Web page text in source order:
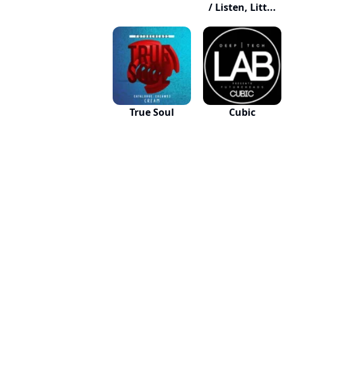
/ Listen, Litt...
True Soul Cubic